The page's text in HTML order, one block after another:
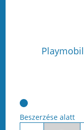
Playmobil
Beszerzése alatt